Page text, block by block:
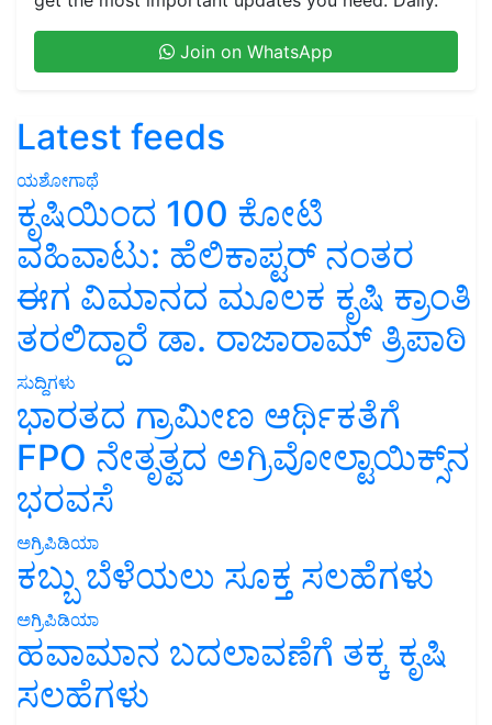
Join on WhatsApp
Latest feeds
ಯಶೋಗಾಥೆ
ಕೃಷಿಯಿಂದ 100 ಕೋಟಿ
ವಹಿವಾಟು: ಹೆಲಿಕಾಪ್ಟರ್ ನಂತರ
ಈಗ ವಿಮಾನದ ಮೂಲಕ ಕೃಷಿ ಕ್ರಾಂತಿ
ತರಲಿದ್ದಾರೆ ಡಾ. ರಾಜಾರಾಮ್ ತ್ರಿಪಾಠಿ
ಸುದ್ದಿಗಳು
ಭಾರತದ ಗ್ರಾಮೀಣ ಆರ್ಥಿಕತೆಗೆ
FPO ನೇತೃತ್ವದ ಅಗ್ರಿವೋಲ್ಟಾಯಿಕ್ಸ್‌ನ
ಭರವಸೆ
ಅಗ್ರಿಪಿಡಿಯಾ
ಕಬ್ಬು ಬೆಳೆಯಲು ಸೂಕ್ತ ಸಲಹೆಗಳು
ಅಗ್ರಿಪಿಡಿಯಾ
ಹವಾಮಾನ ಬದಲಾವಣೆಗೆ ತಕ್ಕ ಕೃಷಿ
ಸಲಹೆಗಳು